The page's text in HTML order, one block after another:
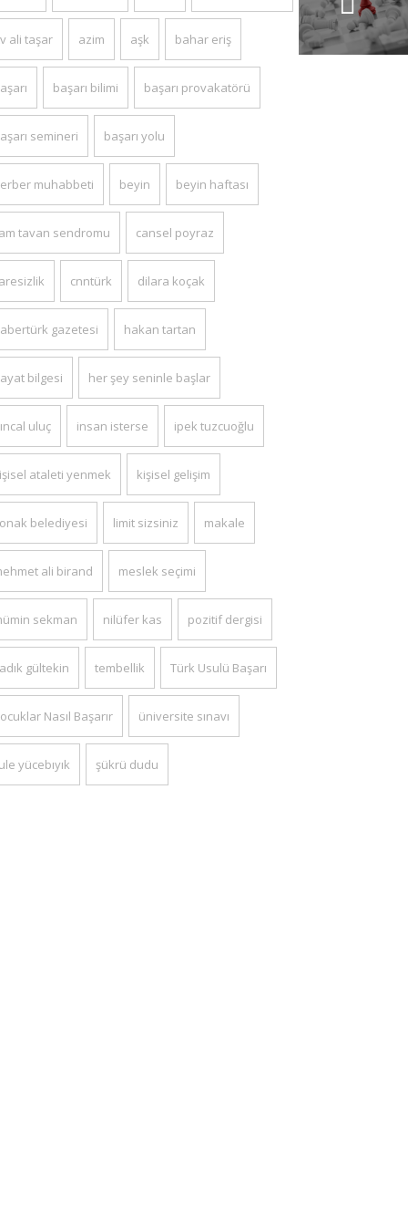
aracı
ali taşar azim aşk bahar eriş
başarı bilimi başarı provakatörü
semineri başarı yolu
muhabbeti beyin beyin haftası
tavan sendromu cansel poyraz
cnntürk dilara koçak
gazetesi hakan tartan
bilgesi her şey seninle başlar
uluç insan isterse ipek tuzcuoğlu
ataleti yenmek kişisel gelişim
belediyesi limit sizsiniz makale
ali birand meslek seçimi
sekman nilüfer kas pozitif dergisi
gültekin tembellik Türk Usulü Başarı
Nasıl Başarır üniversite sınavı
yücebıyık şükrü dudu